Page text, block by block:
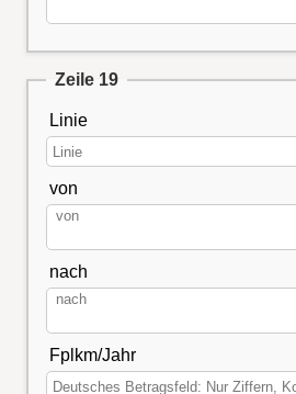
Zeile 19
Linie
von
nach
Fplkm/Jahr